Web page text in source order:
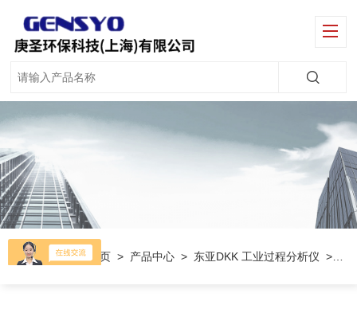
当前位置： 首页 > 产品中心 > 东亚DKK 工业过程分析仪 >